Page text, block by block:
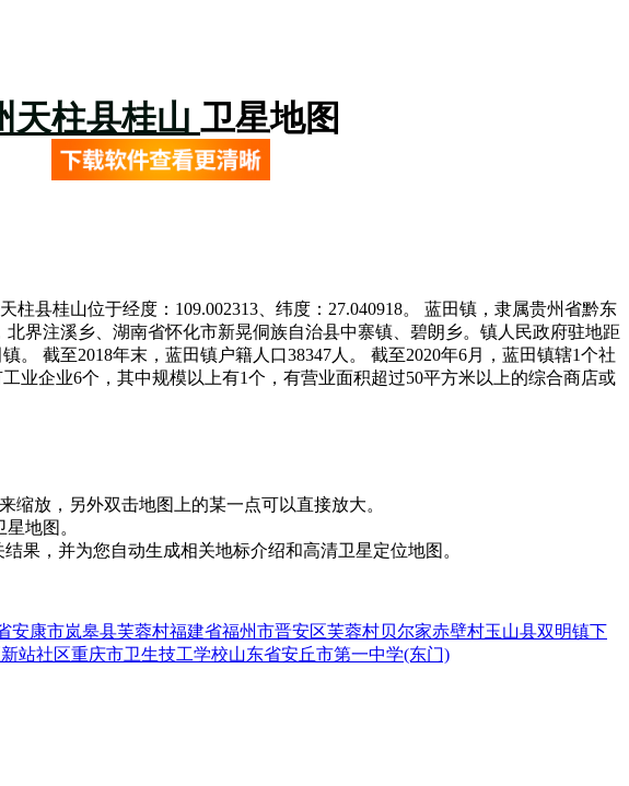
天柱县桂山 卫星地图
柱县桂山位于经度：109.002313、纬度：27.040918。 蓝田镇，隶属贵州省黔东
界注溪乡、湖南省怀化市新晃侗族自治县中寨镇、碧朗乡。镇人民政府驻地距
。 截至2018年末，蓝田镇户籍人口38347人。 截至2020年6月，蓝田镇辖1个社
业企业6个，其中规模以上有1个，有营业面积超过50平方米以上的综合商店或
放，另外双击地图上的某一点可以直接放大。
地图。
果，并为您自动生成相关地标介绍和高清卫星定位地图。
安康市岚皋县芙蓉村福建省福州市晋安区芙蓉村贝尔家赤壁村玉山县双明镇下
站社区重庆市卫生技工学校山东省安丘市第一中学(东门)